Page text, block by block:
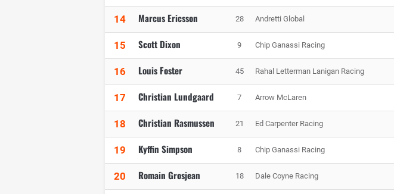
14 Marcus Ericsson 28 Andretti Global
15 Scott Dixon 9 Chip Ganassi Racing
16 Louis Foster 45 Rahal Letterman Lanigan Racing
17 Christian Lundgaard 7 Arrow McLaren
18 Christian Rasmussen 21 Ed Carpenter Racing
19 Kyffin Simpson 8 Chip Ganassi Racing
20 Romain Grosjean 18 Dale Coyne Racing